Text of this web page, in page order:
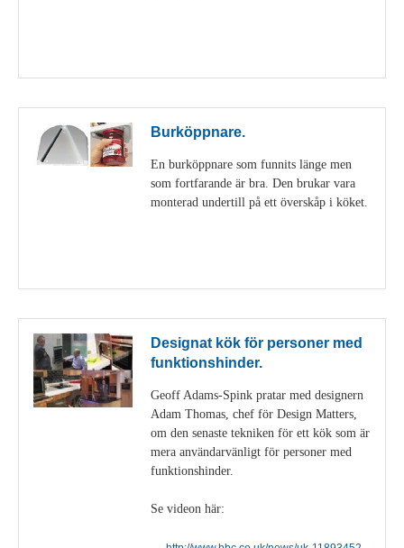
Burköppnare.
En burköppnare som funnits länge men
som fortfarande är bra. Den brukar vara
monterad undertill på ett överskåp i köket.
Designat kök för personer med
funktionshinder.
Geoff Adams-Spink pratar med designern
Adam Thomas, chef för Design Matters,
om den senaste tekniken för ett kök som är
mera användarvänligt för personer med
funktionshinder.
Se videon här: